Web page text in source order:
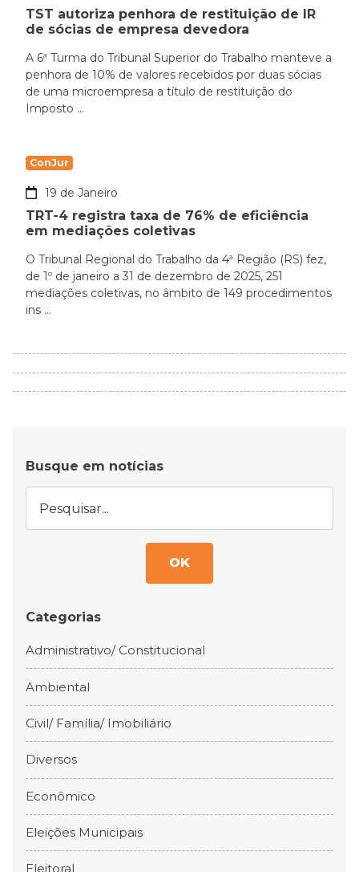
TST autoriza penhora de restituição de IR
de sócias de empresa devedora
A 6ª Turma do Tribunal Superior do Trabalho manteve a
penhora de 10% de valores recebidos por duas sócias
de uma microempresa a título de restituição do
Imposto ...
ConJur
19 de Janeiro
TRT-4 registra taxa de 76% de eficiência
em mediações coletivas
O Tribunal Regional do Trabalho da 4ª Região (RS) fez,
de 1º de janeiro a 31 de dezembro de 2025, 251
mediações coletivas, no âmbito de 149 procedimentos
ins ...
Busque em notícias
OK
Categorias
Administrativo/ Constitucional
Ambiental
Civil/ Família/ Imobiliário
Diversos
Econômico
Eleições Municipais
Eleitoral